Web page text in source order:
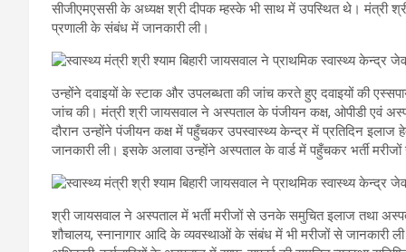
सीजीएमएससी के अध्यक्ष श्री दीपक म्हस्के भी साथ में उपस्थित थे। मंत्री
प्रणाली के संबंध में जानकारी ली।
उन्होंने दवाइयों के स्टाक और उपलब्धता की जांच करते हुए दवाइयों की
जांच की। मंत्री श्री जायसवाल ने अस्पताल के पंजीयन कक्ष, ओपीडी एवं
दौरान उन्होंने पंजीयन कक्ष में पहुँचकर उपस्वास्थ्य केन्द्र में प्रतिदिन
जानकारी ली। इसके अलावा उन्होंने अस्पताल के वार्ड में पहुँचकर भर्ती
श्री जायसवाल ने अस्पताल में भर्ती मरीजों से उनके समुचित इलाज तथा
शौचालय, स्नानागार आदि के व्यवस्थाओं के संबंध में भी मरीजों से जानकारी